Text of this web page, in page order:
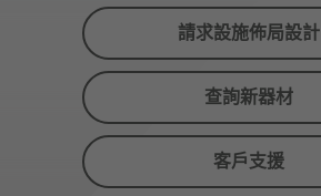
請求設施佈局設計
查詢新器材
客戶支援